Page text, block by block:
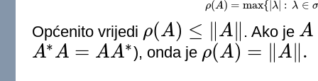
ρ(A) = max{ λ| : λ ∈
ρ(A)=max {|λ λ ∈σ(A )}
Općenito vrijedi ρ(A) ≤ A
ρ(A) ≤‖A‖ . Ako je A
A
A∗A = AA∗
A∗A =AA ∗ ), onda je ρ(A) = ∥A∥.
ρ(A) =‖A .